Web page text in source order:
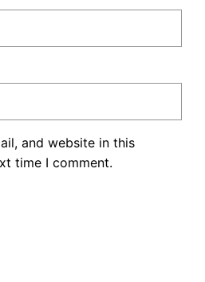
and website in this
time I comment.